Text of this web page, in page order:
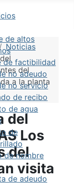
de altos
de factibilidad
no adeudo
no servicio
de recibo
de agua
de
de nombre
de adeudo
Noticias
del
a la planta
del
Los
del
visita